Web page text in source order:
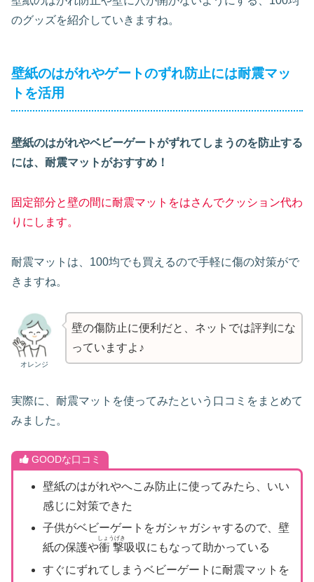
のグッズを紹介していきますね。
壁紙のはがれやゲートのずれ防止には耐震マッ
トを活用
壁紙のはがれやベビーゲートがずれてしまうのを防止する
には、耐震マットがおすすめ！
固定部分と壁の間に耐震マットをはさんでクッション代わ
りにします。
耐震マットは、100均でも買えるので手軽に傷の対策がで
きますね。
オレンジ
壁の傷防止に便利だと、ネットでは評判にな
っていますよ♪
実際に、耐震マットを使ってみたという口コミをまとめて
みました。
GOODな口コミ
壁紙のはがれやへこみ防止に使ってみたら、いい
感じに対策できた
子供がベビーゲートをガシャガシャするので、壁
紙の保護や衝撃
しょうげき
吸収にもなって助かっている
すぐにずれてしまうベビーゲートに耐震マットを